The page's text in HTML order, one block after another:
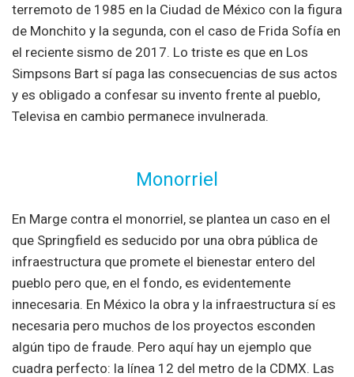
terremoto de 1985 en la Ciudad de México con la figura
de Monchito y la segunda, con el caso de Frida Sofía en
el reciente sismo de 2017. Lo triste es que en Los
Simpsons Bart sí paga las consecuencias de sus actos
y es obligado a confesar su invento frente al pueblo,
Televisa en cambio permanece invulnerada.
Monorriel
En Marge contra el monorriel, se plantea un caso en el
que Springfield es seducido por una obra pública de
infraestructura que promete el bienestar entero del
pueblo pero que, en el fondo, es evidentemente
innecesaria. En México la obra y la infraestructura sí es
necesaria pero muchos de los proyectos esconden
algún tipo de fraude. Pero aquí hay un ejemplo que
cuadra perfecto: la línea 12 del metro de la CDMX. Las